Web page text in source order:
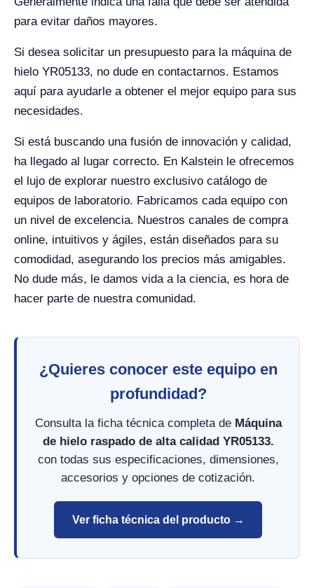
para evitar daños mayores.
Si desea solicitar un presupuesto para la máquina de
hielo YR05133, no dude en contactarnos. Estamos
aquí para ayudarle a obtener el mejor equipo para sus
necesidades.
Si está buscando una fusión de innovación y calidad,
ha llegado al lugar correcto. En Kalstein le ofrecemos
el lujo de explorar nuestro exclusivo catálogo de
equipos de laboratorio. Fabricamos cada equipo con
un nivel de excelencia. Nuestros canales de compra
online, intuitivos y ágiles, están diseñados para su
comodidad, asegurando los precios más amigables.
No dude más, le damos vida a la ciencia, es hora de
hacer parte de nuestra comunidad.
¿Quieres conocer este equipo en
profundidad?
Consulta la ficha técnica completa de Máquina
de hielo raspado de alta calidad YR05133.
con todas sus especificaciones, dimensiones,
accesorios y opciones de cotización.
Ver ficha técnica del producto →